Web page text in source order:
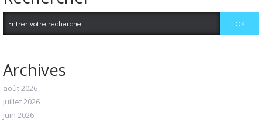
Archives
août 2026
juillet 2026
juin 2026